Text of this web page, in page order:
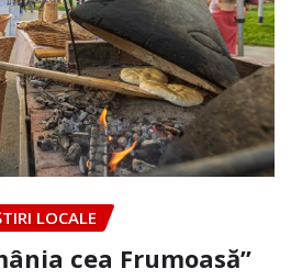
LOCALE
cea Frumoasă”